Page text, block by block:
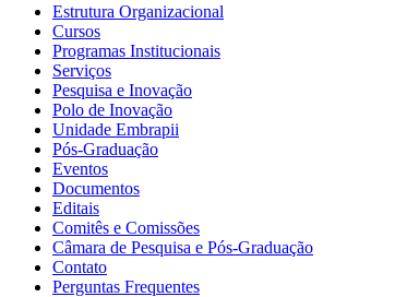
Estrutura Organizacional
Cursos
Programas Institucionais
Serviços
Pesquisa e Inovação
Polo de Inovação
Unidade Embrapii
Pós-Graduação
Eventos
Documentos
Editais
Comitês e Comissões
Câmara de Pesquisa e Pós-Graduação
Contato
Perguntas Frequentes